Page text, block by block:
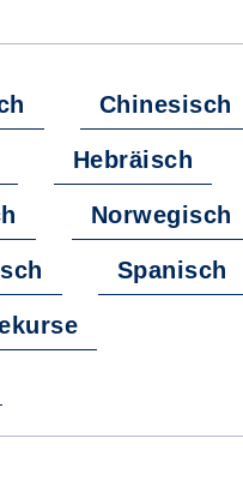
Chinesisch
Hebräisch
Norwegisch
Spanisch